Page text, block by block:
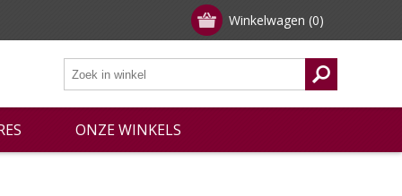
Winkelwagen (0)
ONZE WINKELS